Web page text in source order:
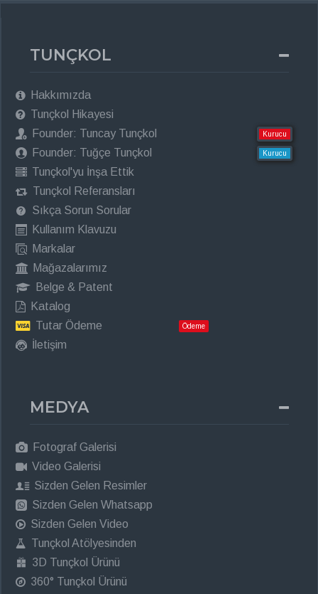
TUNÇKOL
Hakkımızda
Tunçkol Hikayesi
Founder: Tuncay Tunçkol
Kurucu
Founder: Tuğçe Tunçkol Kurucu
Tunçkol'yu İnşa Ettik
Tunçkol Referansları
Sıkça Sorun Sorular
Kullanım Klavuzu
Markalar
Mağazalarımız
Belge & Patent
Katalog
Tutar Ödeme
Ödeme
İletişim
MEDYA
Fotograf Galerisi
Video Galerisi
Sizden Gelen Resimler
Sizden Gelen Whatsapp
Sizden Gelen Video
Tunçkol Atölyesinden
3D Tunçkol Ürünü
360° Tunçkol Ürünü